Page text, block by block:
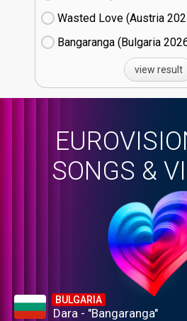
Wasted Love (Austria
Bangaranga (Bulgaria
view result
SONGS &
BULGARIA
Dara - "Bangaranga"